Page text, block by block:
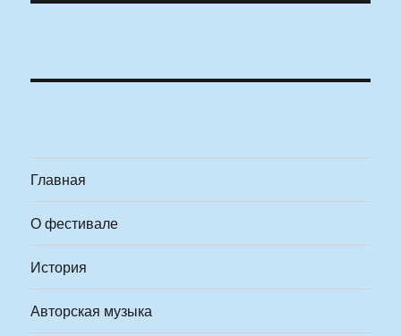
Главная
О фестивале
История
Авторская музыка